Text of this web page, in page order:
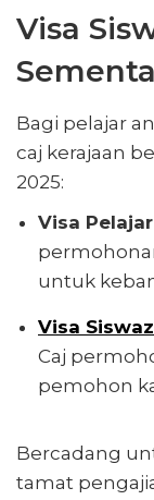
Visa
Bagi pelajar
caj kerajaan
2025:
Visa
untuk
Visa
Caj
pemohon
Bercadang
tamat